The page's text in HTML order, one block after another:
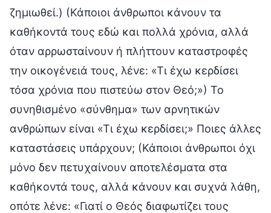
ζημιωθεί.) (Κάποιοι άνθρωποι κάνουν τα
καθήκοντά τους εδώ και πολλά χρόνια, αλλά
όταν αρρωσταίνουν ή πλήττουν καταστροφές
την οικογένειά τους, λένε: «Τι έχω κερδίσει
τόσα χρόνια που πιστεύω στον Θεό;») Το
συνηθισμένο «σύνθημα» των αρνητικών
ανθρώπων είναι «Τι έχω κερδίσει;» Ποιες άλλες
καταστάσεις υπάρχουν; (Κάποιοι άνθρωποι όχι
μόνο δεν πετυχαίνουν αποτελέσματα στα
καθήκοντά τους, αλλά κάνουν και συχνά λάθη,
οπότε λένε: «Γιατί ο Θεός διαφωτίζει τους